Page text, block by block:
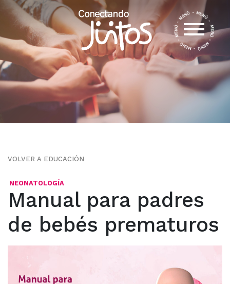
VOLVER A EDUCACIÓN
NEONATOLOGÍA
Manual para padres
de bebés prematuros